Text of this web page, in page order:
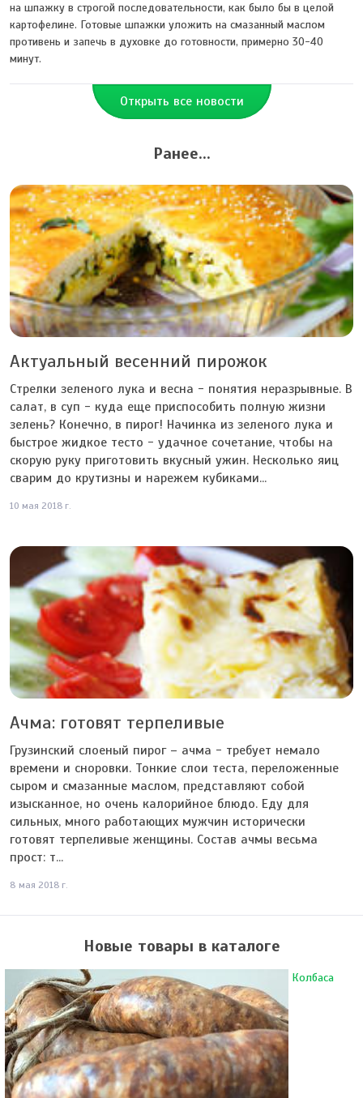
на шпажку в строгой последовательности, как было бы в целой
картофелине. Готовые шпажки уложить на смазанный маслом
противень и запечь в духовке до готовности, примерно 30-40
минут.
Открыть все новости
Ранее...
Актуальный весенний пирожок
Стрелки зеленого лука и весна - понятия неразрывные. В
салат, в суп - куда еще приспособить полную жизни
зелень? Конечно, в пирог! Начинка из зеленого лука и
быстрое жидкое тесто - удачное сочетание, чтобы на
скорую руку приготовить вкусный ужин. Несколько яиц
сварим до крутизны и нарежем кубиками...
10 мая 2018 г.
Ачма: готовят терпеливые
Грузинский слоеный пирог – ачма - требует немало
времени и сноровки. Тонкие слои теста, переложенные
сыром и смазанные маслом, представляют собой
изысканное, но очень калорийное блюдо. Еду для
сильных, много работающих мужчин исторически
готовят терпеливые женщины. Состав ачмы весьма
прост: т...
8 мая 2018 г.
Новые товары в каталоге
Колбаса